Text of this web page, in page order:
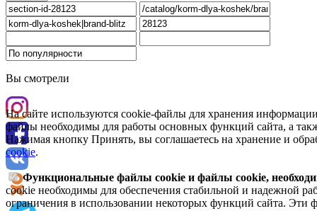
Вы смотрели
На сайте используются cookie-файлы для хранения
файлы необходимы для работы основных функций сайта, а
Нажимая кнопку Принять, вы соглашаетесь на хранение и
cookie.
Функциональные файлы cookie и файлы cookie,
cookie необходимы для обеспечения стабильной и надежной
ограничения в использовании некоторых функций сайта. Эти